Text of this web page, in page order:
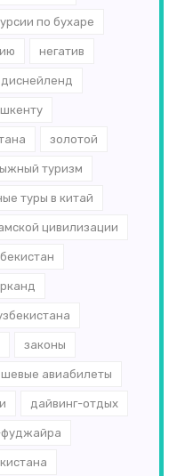
по бухаре
негатив
диснейленд
золотой
туризм
туры в китай
цивилизации
законы
авиабилеты
дайвинг-отдых